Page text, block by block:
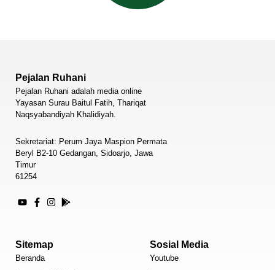
Pejalan Ruhani
Pejalan Ruhani adalah media online
Yayasan Surau Baitul Fatih, Thariqat
Naqsyabandiyah Khalidiyah.
Sekretariat: Perum Jaya Maspion Permata
Beryl B2-10 Gedangan, Sidoarjo, Jawa
Timur
61254
Sitemap
Beranda
Sosial Media
Youtube